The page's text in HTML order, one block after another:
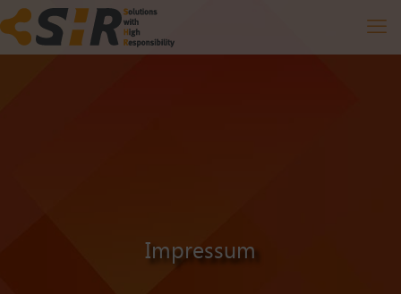
Impressum